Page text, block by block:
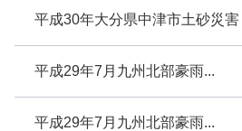
平成30年大分県中津市土砂災
平成29年7月九州北部豪雨...
平成29年7月九州北部豪雨...